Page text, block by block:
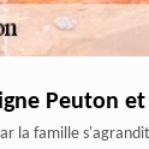
Peuton
la famille